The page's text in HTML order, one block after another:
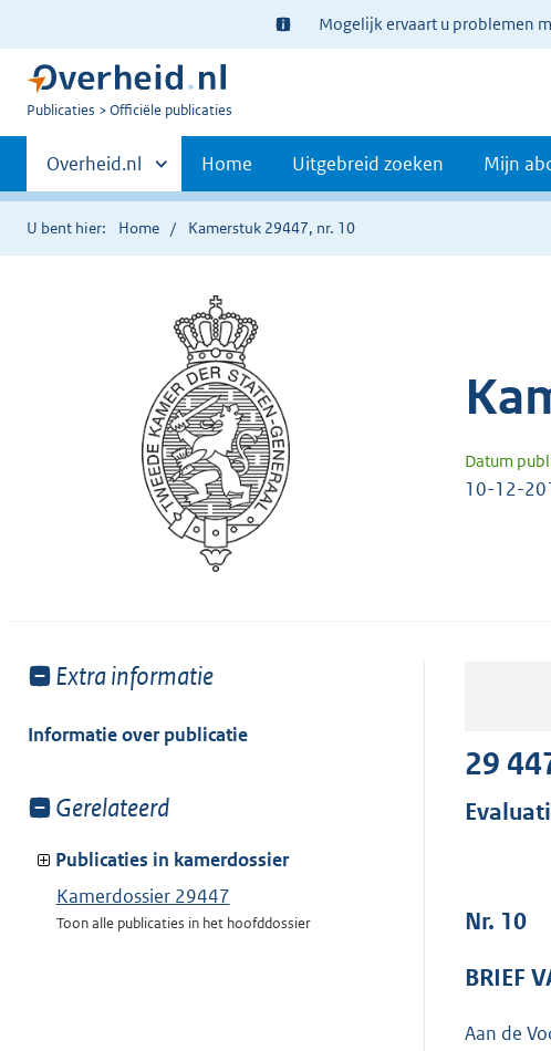
Ter
informatie:
Mogelijk ervaart u problemen
U
Publicaties Officiële publicaties
Primaire
navigatie
Andere
sites
binnen
Overheid.nl Home Uitgebreid zoeken Mijn
U bent hier: Home Kamerstuk 29447, nr. 10
Datum
10-12-
Toon
van:
Extra informatie
Informatie over publicatie
Toon
van:
Gerelateerd
Publicaties in kamerdossier
Kamerdossier 29447
Toon alle publicaties in het hoofddossier
29
Nr. 10
BRIEF
Aan de